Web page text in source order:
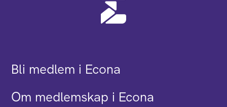
Bli medlem i Econa
Om medlemskap i Econa